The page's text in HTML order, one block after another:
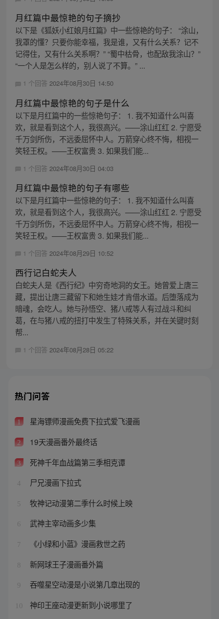
月红篇中最惊艳的句子摘抄
以下是《狐妖小红娘月红篇》中一些惊艳的句子： “涂山，
我罩的懂？只要你能幸福，我是谁，又有什么关系？记不
记得住，又有什么关系啊？” “蜀中枯骨，也配敌我涂山？”
“一个人是怎么样的，别人说了不算。” ...
1 个回答 2024年08月30日 14:50
月红篇中最惊艳的句子是什么
以下是月红篇中的一些惊艳句子： 1. 我不知道什么叫喜
欢，就是看到这个人，我很高兴。——涂山红红 2. 宁愿受
千万剑所伤，不远委屈怀中人。万箭穿心终不悔，相视一
笑轻王权。——王权富贵 3. 如果我们能...
1 个回答 2024年08月30日 04:03
月红篇中最惊艳的句子有哪些
以下是月红篇中一些惊艳的句子： 1. 我不知道什么叫喜
欢，就是看到这个人，我很高兴。——涂山红红 2. 宁愿受
千万剑所伤，不远委屈怀中人。万箭穿心终不悔，相视一
笑轻王权。——王权富贵 3. 如果我们能...
1 个回答 2024年08月29日 10:52
西行记白蛇夫人
白蛇夫人是《西行纪》中穷奇地洞的女王。她曾爱上唐三
藏，提出让唐三藏留下和她生娃才肯借水道。后堕落成为
暗魂，会吃人。她与孙悟空、猪八戒等人有过战斗和纠
葛，在与猪八戒的扭打中发生了特殊关系，并在关键时刻
帮...
1 个回答 2024年08月28日 05:22
热门问答
1 星海镖师漫画免费下拉式爱飞漫画
2 19天漫画番外最终话
3 死神千年血战篇第三季相克谭
4 尸兄漫画下拉式
5 牧神记动漫第二季什么时候上映
6 武神主宰动画多少集
7 《小绿和小蓝》漫画救世之药
8 新网球王子漫画番外篇
9 吞噬星空动漫是小说第几章出现的
10 神印王座动漫更新到小说哪里了